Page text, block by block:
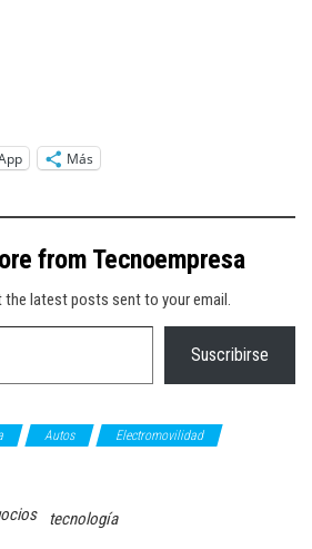
Más
from Tecnoempresa
the latest posts sent to your email.
Suscribirse
Autos
Electromovilidad
tecnología